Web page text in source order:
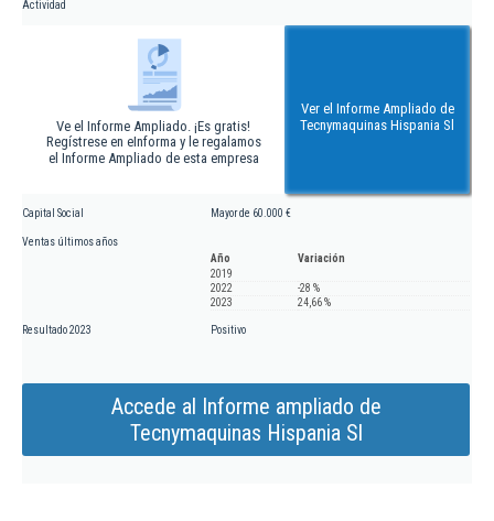
Actividad
Ve el Informe Ampliado. ¡Es gratis!
Regístrese en eInforma y le regalamos
el Informe Ampliado de esta empresa
Ver el Informe Ampliado de
Tecnymaquinas Hispania Sl
Capital Social Mayor de 60.000 €
Ventas últimos años
Año
Variación
2019
2022
-28 %
2023
24,66 %
Resultado 2023 Positivo
Accede al Informe ampliado de
Tecnymaquinas Hispania Sl